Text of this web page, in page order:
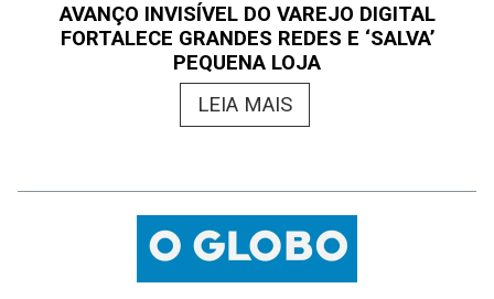
AVANÇO INVISÍVEL DO VAREJO DIGITAL
FORTALECE GRANDES REDES E ‘SALVA’
PEQUENA LOJA
LEIA MAIS